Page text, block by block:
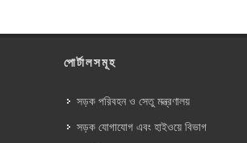
পোর্টালসমূহ
সড়ক পরিবহন ও সেতু মন্ত্রণালয়
সড়ক যোগাযোগ এবং হাইওয়ে বিভাগ